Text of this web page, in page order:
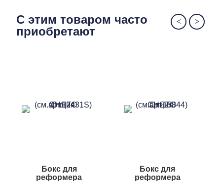
С этим товаром часто
приобретают
Бокс для
реформера
Бокс для
реформера